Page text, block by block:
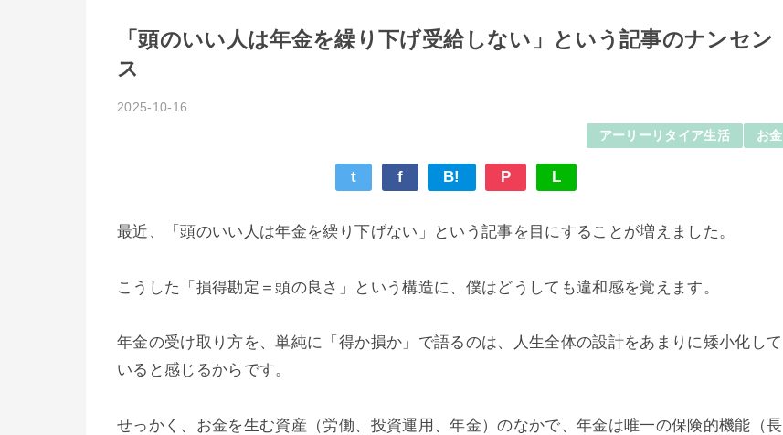
「頭のいい人は年金を繰り下げ受給しない」という記事のナンセン
ス
2025-10-16
アーリーリタイア生活 お金
t f B! P L
最近、「頭のいい人は年金を繰り下げない」という記事を目にすることが増えました。
こうした「損得勘定＝頭の良さ」という構造に、僕はどうしても違和感を覚えます。
年金の受け取り方を、単純に「得か損か」で語るのは、人生全体の設計をあまりに矮小化して
いると感じるからです。
せっかく、お金を生む資産（労働、投資運用、年金）のなかで、年金は唯一の保険的機能（長